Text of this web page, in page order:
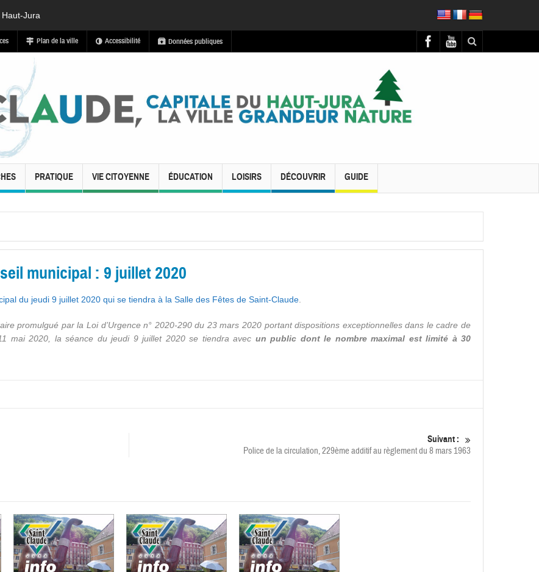
, Haut-Jura
Plan de la ville Accessibilité Données publiques
PRATIQUE VIE CITOYENNE ÉDUCATION LOISIRS DÉCOUVRIR GUIDE
municipal : 9 juillet 2020
du jeudi 9 juillet 2020 qui se tiendra à la Salle des Fêtes de Saint-Claude
promulgué par la Loi d’Urgence n° 2020-290 du 23 mars 2020 portant dispositions exceptionnelles dans le cadre de
mai 2020, la séance du jeudi 9 juillet 2020 se tiendra avec un public dont le nombre maximal est limité à 30
Suivant :
Police de la circulation, 229ème additif au règlement du 8 mars 1963